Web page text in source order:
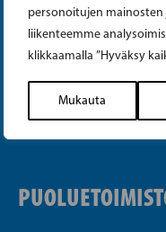
personoitujen mainosten
liikenteemme
klikkaamalla ”Hyväksy
Mukauta
Instagram
Facebook
Tiktok